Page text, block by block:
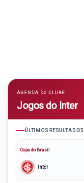
AGENDA DO CLUBE
Jogos do Inter
ÚLTIMOS RESULTADOS
Copa do Brasil
Inter